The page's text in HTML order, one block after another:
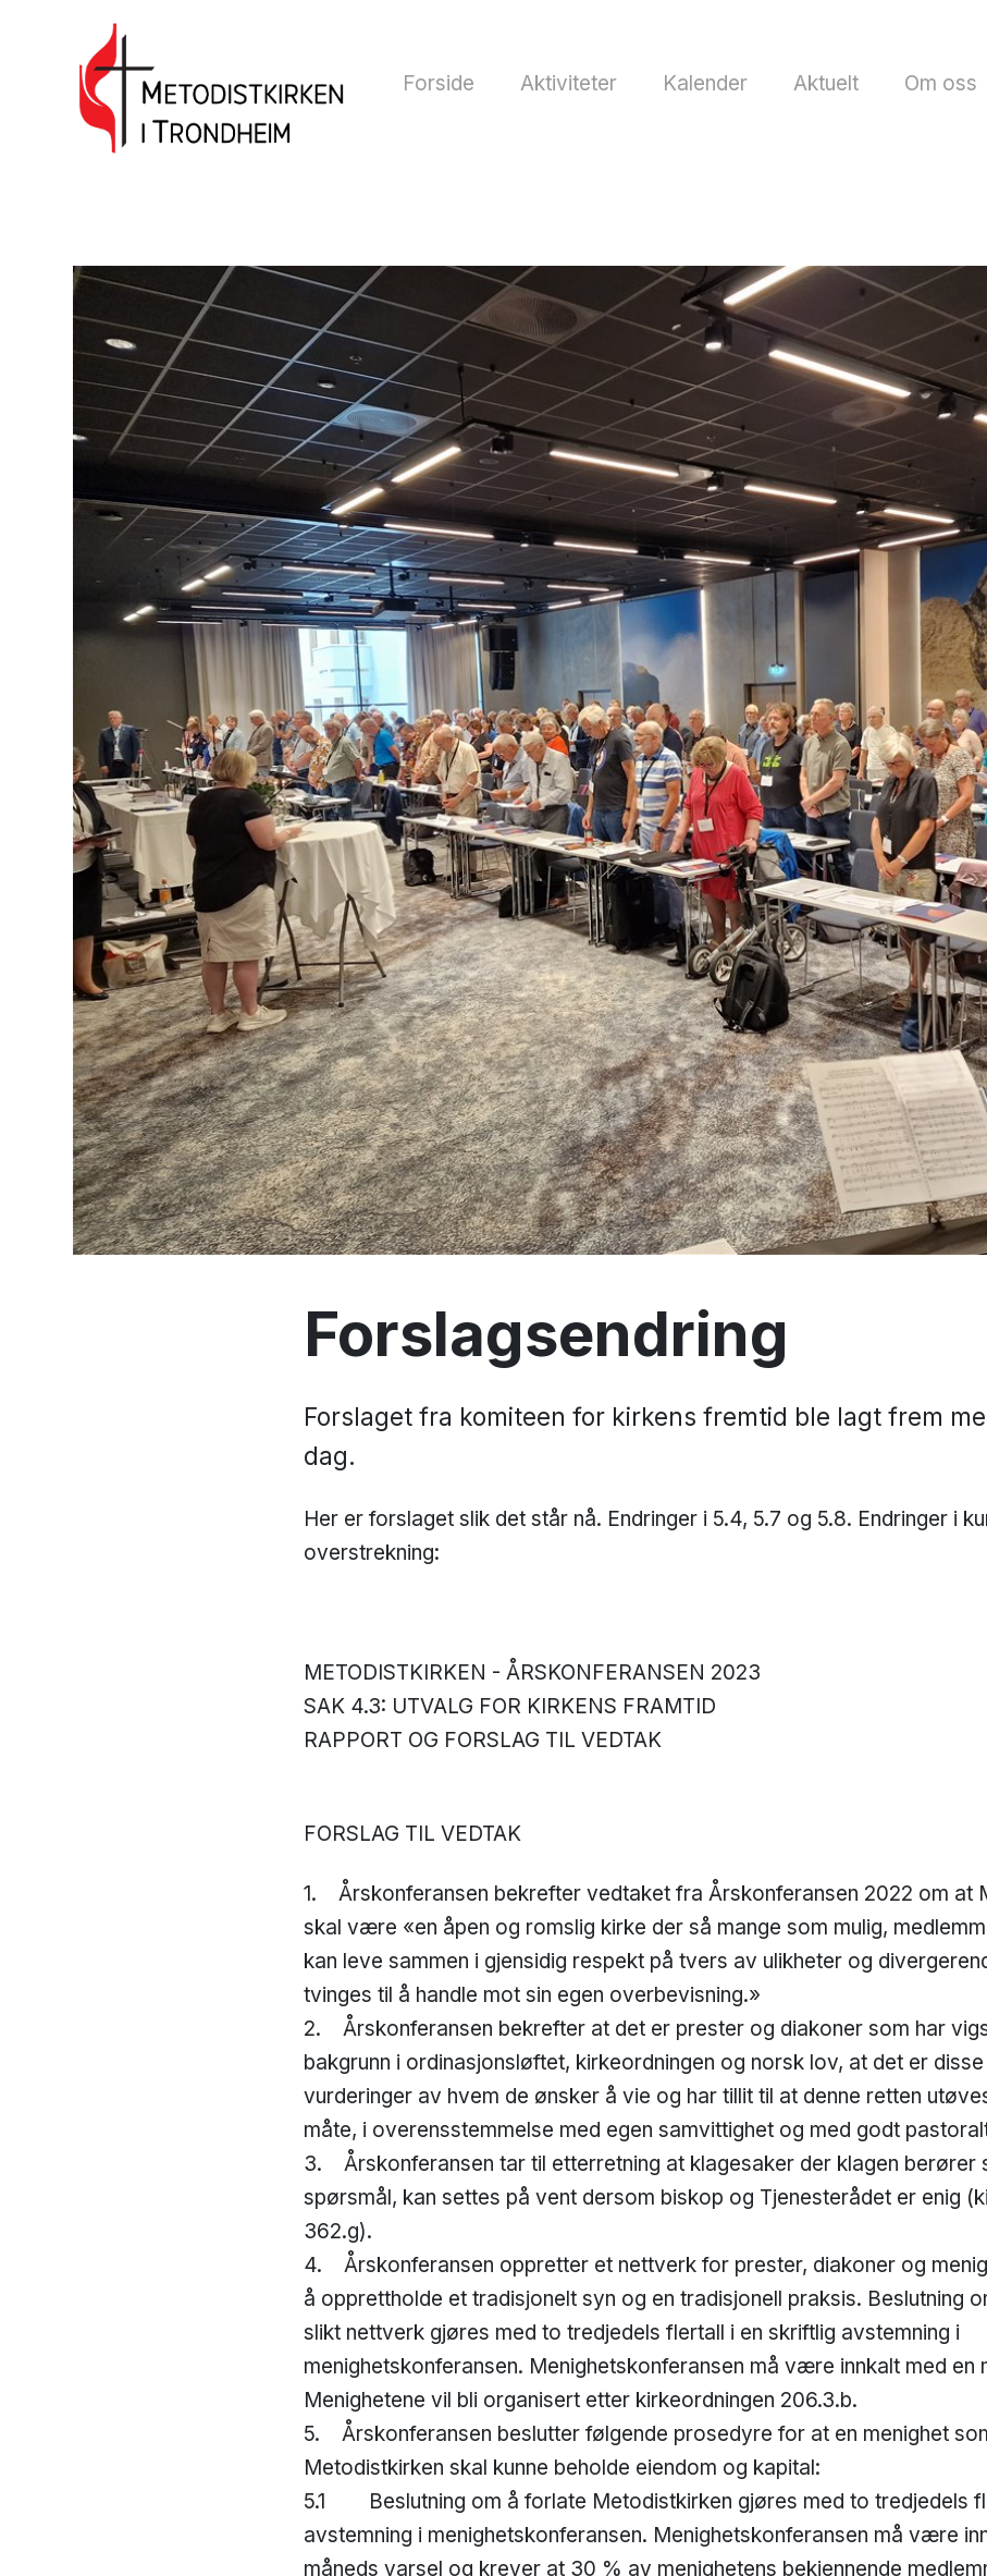
Forside Aktiviteter Kalender Aktuelt Om oss
Forslagsendring
Forslaget fra komiteen for kirkens fremtid ble lagt frem
dag.
Her er forslaget slik det står nå. Endringer i 5.4, 5.7 og 5.8. Endringer i
overstrekning:
METODISTKIRKEN - ÅRSKONFERANSEN 2023
SAK 4.3: UTVALG FOR KIRKENS FRAMTID
RAPPORT OG FORSLAG TIL VEDTAK
FORSLAG TIL VEDTAK
1. Årskonferansen bekrefter vedtaket fra Årskonferansen 2022 om at
skal være «en åpen og romslig kirke der så mange som mulig,
kan leve sammen i gjensidig respekt på tvers av ulikheter og
tvinges til å handle mot sin egen overbevisning.»
2. Årskonferansen bekrefter at det er prester og diakoner som har
bakgrunn i ordinasjonsløftet, kirkeordningen og norsk lov, at det er
vurderinger av hvem de ønsker å vie og har tillit til at denne retten
måte, i overensstemmelse med egen samvittighet og med godt
3. Årskonferansen tar til etterretning at klagesaker der klagen berører
spørsmål, kan settes på vent dersom biskop og Tjenesterådet er enig
362.g).
4. Årskonferansen oppretter et nettverk for prester, diakoner og
å opprettholde et tradisjonelt syn og en tradisjonell praksis. Beslutning
slikt nettverk gjøres med to tredjedels flertall i en skriftlig avstemning i
menighetskonferansen. Menighetskonferansen må være innkalt med en
Menighetene vil bli organisert etter kirkeordningen 206.3.b.
5. Årskonferansen beslutter følgende prosedyre for at en menighet
Metodistkirken skal kunne beholde eiendom og kapital:
5.1 Beslutning om å forlate Metodistkirken gjøres med to tredjedels
avstemning i menighetskonferansen. Menighetskonferansen må være
måneds varsel og krever at 30 % av menighetens bekjennende